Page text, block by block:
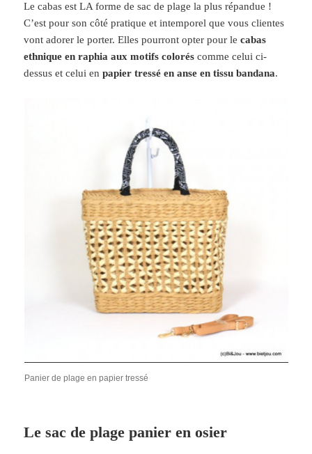
Le cabas est LA forme de sac de plage la plus répandue !
C’est pour son côté pratique et intemporel que vous clientes
vont adorer le porter. Elles pourront opter pour lecabas
ethnique en raphia aux motifs coloréscomme celui ci-
dessus et celui enpapier tressé en anse en tissu bandana.
Panier de plage en papier tressé
Le sac de plage panier en osier